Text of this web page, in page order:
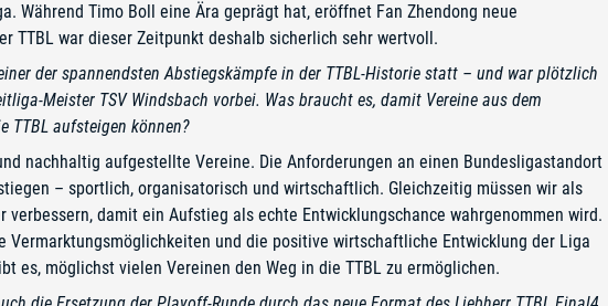
Während Timo Boll eine Ära geprägt hat, eröffnet Fan Zhendong neue
TTBL war dieser Zeitpunkt deshalb sicherlich sehr wertvoll.
der spannendsten Abstiegskämpfe in der TTBL-Historie statt – und war plötzlich
Meister TSV Windsbach vorbei. Was braucht es, damit Vereine aus dem
TTBL aufsteigen können?
nachhaltig aufgestellte Vereine. Die Anforderungen an einen Bundesligastandort
– sportlich, organisatorisch und wirtschaftlich. Gleichzeitig müssen wir als
verbessern, damit ein Aufstieg als echte Entwicklungschance wahrgenommen wird.
Vermarktungsmöglichkeiten und die positive wirtschaftliche Entwicklung der Liga
es, möglichst vielen Vereinen den Weg in die TTBL zu ermöglichen.